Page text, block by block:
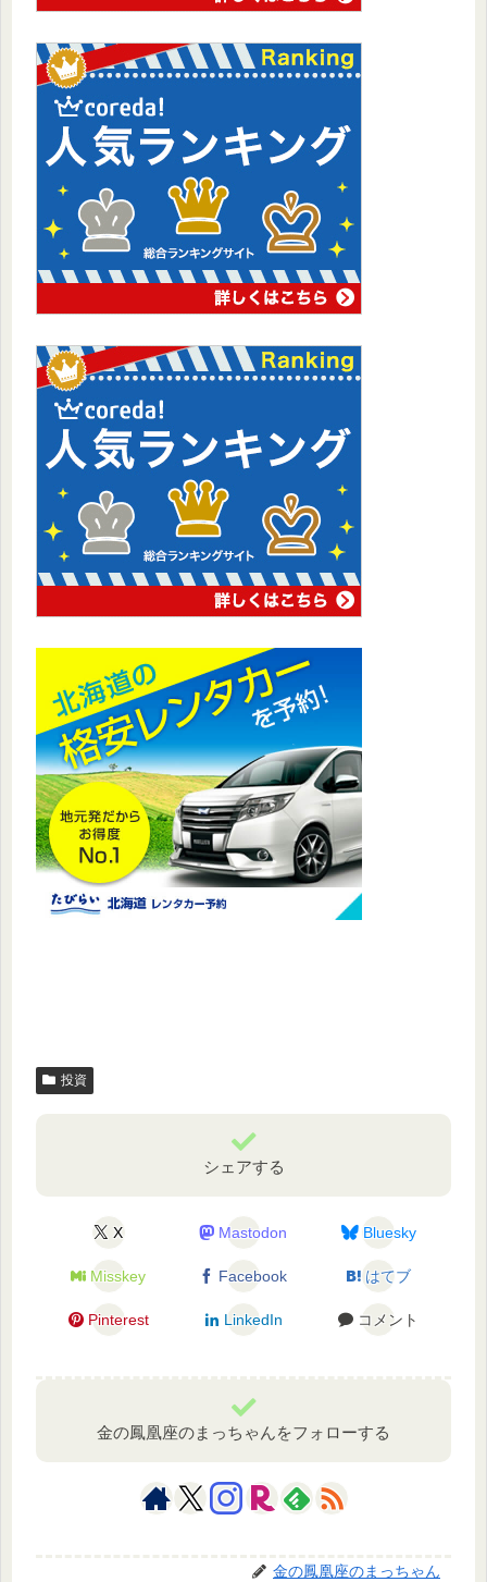
投資
シェアする
X Mastodon Bluesky
Misskey Facebook はてブ
Pinterest LinkedIn コメント
金の鳳凰座のまっちゃんをフォローする
金の鳳凰座のまっちゃん